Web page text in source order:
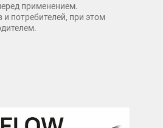
применением.
потребителей, при этом